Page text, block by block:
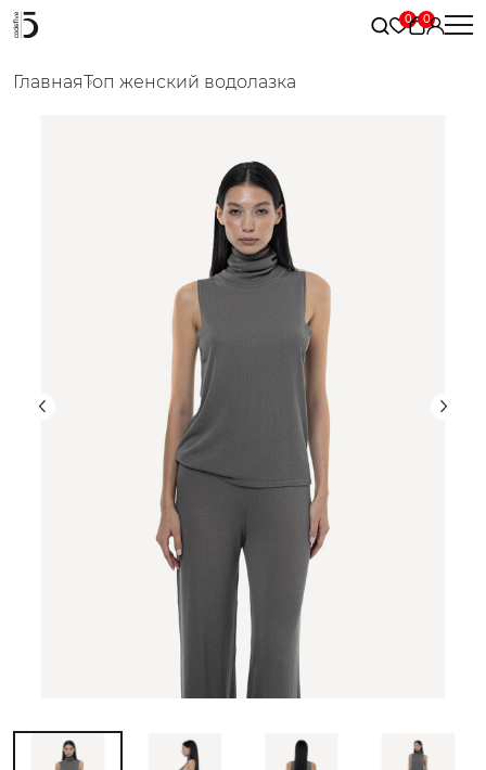
ГлавнаяТоп женский водолазка